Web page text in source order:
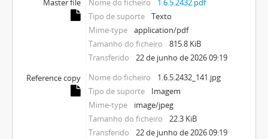
Master file Nome do ficheiro
1.6.5.2432.pdf
Tipo de suporte
Texto
Mime-type
application/pdf
Tamanho do ficheiro
815.8 KiB
Transferido
22 de junho de 2026 09:19
Reference copy
Nome do ficheiro
1.6.5.2432_141.jpg
Tipo de suporte
Imagem
Mime-type
image/jpeg
Tamanho do ficheiro
22.3 KiB
Transferido
22 de junho de 2026 09:19